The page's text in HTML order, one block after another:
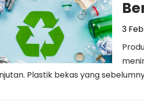
3
Plastik bekas yang